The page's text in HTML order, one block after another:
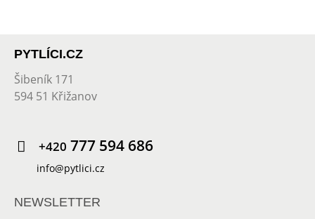
PYTLÍCI.CZ
Šibeník 171
594 51 Křižanov
+420 777 594 686
info@pytlici.cz
NEWSLETTER